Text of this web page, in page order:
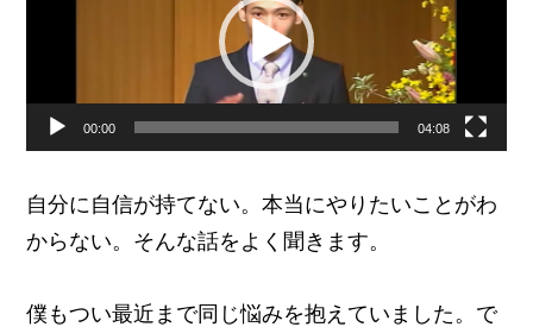
プ
レ
ー
ヤ
00:00 04:08
自分に自信が持てない。本当にやりたいことがわ
からない。そんな話をよく聞きます。
僕もつい最近まで同じ悩みを抱えていました。で